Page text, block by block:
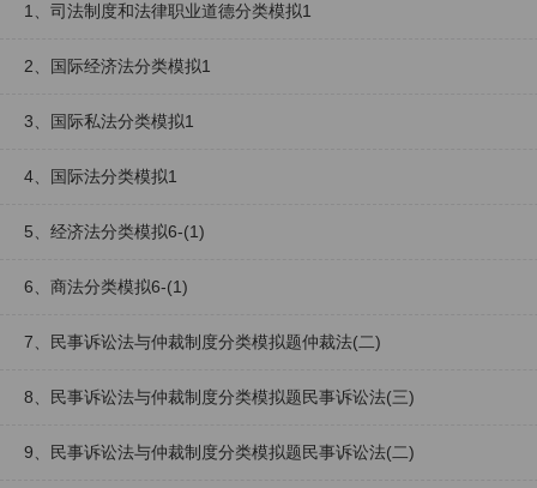
1、司法制度和法律职业道德分类模拟1
2、国际经济法分类模拟1
3、国际私法分类模拟1
4、国际法分类模拟1
5、经济法分类模拟6-(1)
6、商法分类模拟6-(1)
7、民事诉讼法与仲裁制度分类模拟题仲裁法(二)
8、民事诉讼法与仲裁制度分类模拟题民事诉讼法(三)
9、民事诉讼法与仲裁制度分类模拟题民事诉讼法(二)